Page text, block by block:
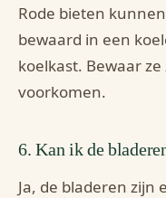
Rode bieten
bewaard in een
koelkast. Bewaar
voorkomen.
6. Kan ik de
Ja, de bladeren